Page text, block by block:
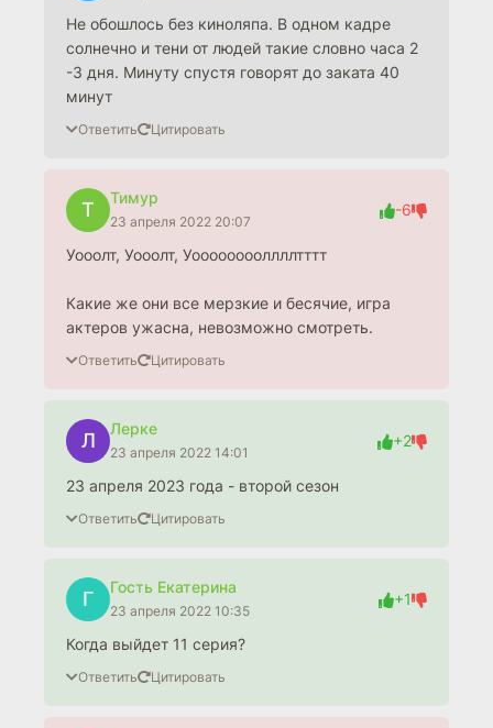
Не обошлось без киноляпа. В одном кадре
солнечно и тени от людей такие словно часа 2
-3 дня. Минуту спустя говорят до заката 40
минут
Ответить Цитировать
Т
Тимур
23 апреля 2022 20:07
-6
Уооолт, Уооолт, Уооооооооллллтттт
Какие же они все мерзкие и бесячие, игра
актеров ужасна, невозможно смотреть.
Ответить Цитировать
Л
Лерке
23 апреля 2022 14:01
+2
23 апреля 2023 года - второй сезон
Ответить Цитировать
Г
Гость Екатерина
23 апреля 2022 10:35
+1
Когда выйдет 11 серия?
Ответить Цитировать